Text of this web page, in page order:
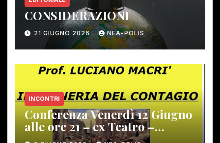
CONSIDERAZIONI
21 GIUGNO 2026 NEA-POLIS
INCONTRI
Conferenza Venerdì 12 Giugno
alle ore 21 – ex Teatro –
Gambassi Terme –